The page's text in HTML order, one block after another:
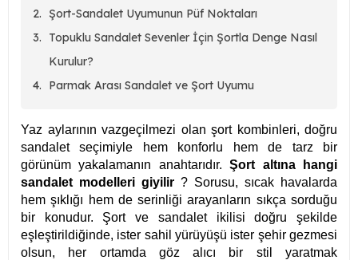
Şort-Sandalet Uyumunun Püf Noktaları
Topuklu Sandalet Sevenler İçin Şortla Denge Nasıl
Kurulur?
Parmak Arası Sandalet ve Şort Uyumu
Yaz aylarının vazgeçilmezi olan şort kombinleri, doğru
sandalet seçimiyle hem konforlu hem de tarz bir
görünüm yakalamanın anahtarıdır.Şort altına hangi
sandalet modelleri giyilir ? Sorusu, sıcak havalarda
hem şıklığı hem de serinliği arayanların sıkça sorduğu
bir konudur. Şort ve sandalet ikilisi doğru şekilde
eşleştirildiğinde, ister sahil yürüyüşü ister şehir gezmesi
olsun, her ortamda göz alıcı bir stil yaratmak